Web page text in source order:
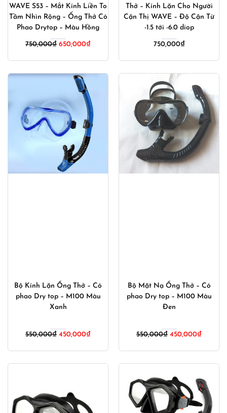
WAVE S53 – Mắt Kính Liền To
Tầm Nhìn Rộng – Ống Thở Có
Phao Drytop – Màu Hồng
750,000₫ Giá
750,000₫.
650,000₫Giá
là:
Thở – Kính Lặn Cho Người
Cận Thị WAVE – Độ Cận Từ
-1.5 tới -6.0 diop
750,000₫
Bộ Kính Lặn Ống Thở – Có
phao Dry top – M100 Màu
Xanh
550,000₫ Giá
550,000₫.
450,000₫Giá
là:
Bộ Mặt Nạ Ống Thở – Có
phao Dry top – M100 Màu
Đen
550,000₫ Giá
550,000₫.
450,000₫Giá
là: